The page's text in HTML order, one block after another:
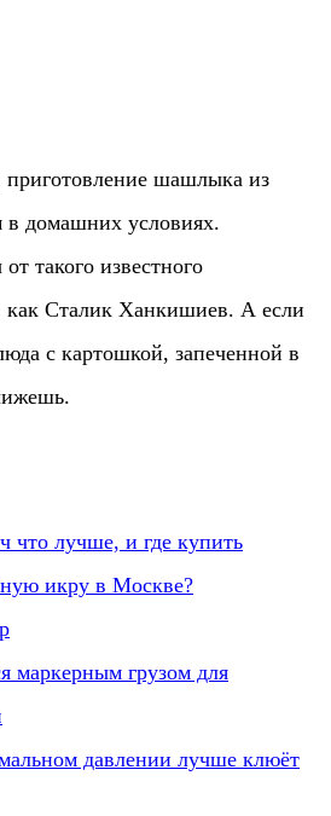
приготовление шашлыка из
в домашних условиях.
такого известного
как Сталик Ханкишиев. А если
с картошкой, запеченной в
что лучше, и где купить
икру в Москве?
маркерным грузом для
давлении лучше клюёт